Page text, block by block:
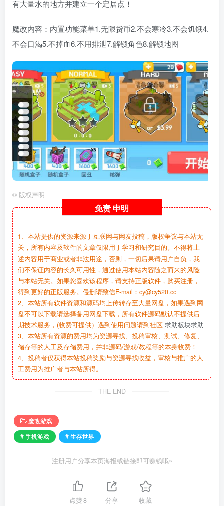
有大量水的地方并建立一个定居点！
魔改内容：内置功能菜单1.无限货币2.不会寒冷3.不会饥饿4.
不会口渴5.不掉血6.不用排泄7.解锁角色8.解锁地图
© 版权声明
免责 申明
1、本站提供的资源来源于互联网与网友投稿，版权争议与本站无
关，所有内容及软件的文章仅限用于学习和研究目的。不得将上
述内容用于商业或者非法用途，否则，一切后果请用户自负，我
们不保证内容的长久可用性，通过使用本站内容随之而来的风险
与本站无关。如果您喜欢该程序，请支持正版软件，购买注册，
得到更好的正版服务。侵删请致信E-mail：cy@cy520.cc
2、本站所有软件资源和源码均上传转存至大量网盘，如果遇到网
盘不可以下载请选择备用网盘下载，所有软件源码默认不提供后
期技术服务，(收费可提供）遇到使用问题请到社区 求助板块求助
3、本站所有资源的费用均为资源寻找、投稿审核、测试、修复、
储存等的人工及存储费用，并非源码/游戏/教程等的本身收费！
4、投稿者仅获得本站投稿奖励与资源寻找收益，审核与推广的人
工费用为推广者与本站所得。
THE END
魔改游戏
# 手机游戏
# 生存世界
注册用户分享本页海报或链接即可赚钱哦~
点赞8 分享 收藏